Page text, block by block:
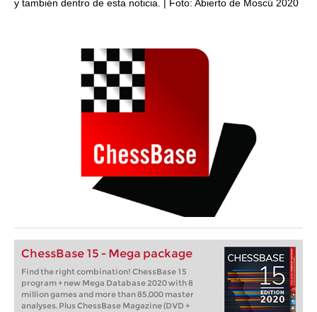
y también dentro de esta noticia. | Foto: Abierto de Moscú 2020
ChessBase 15 - Mega package
Find the right combination! ChessBase 15
program + new Mega Database 2020 with 8
million games and more than 85,000 master
analyses. Plus ChessBase Magazine (DVD +